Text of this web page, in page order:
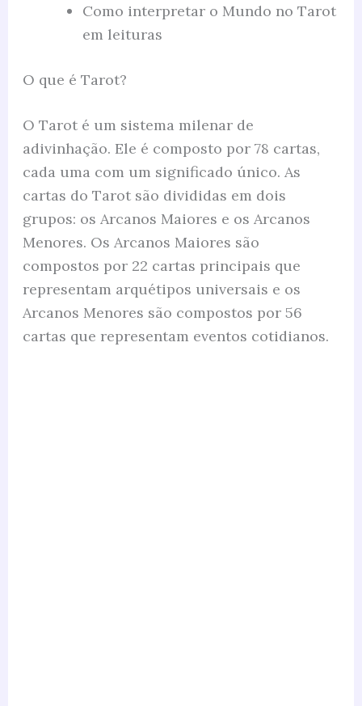
Como interpretar o Mundo no Tarot
em leituras
O que é Tarot?
O Tarot é um sistema milenar de
adivinhação. Ele é composto por 78 cartas,
cada uma com um significado único. As
cartas do Tarot são divididas em dois
grupos: os Arcanos Maiores e os Arcanos
Menores. Os Arcanos Maiores são
compostos por 22 cartas principais que
representam arquétipos universais e os
Arcanos Menores são compostos por 56
cartas que representam eventos cotidianos.